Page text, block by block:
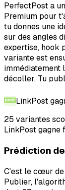
PerfectPost a
Premium pour
tu donnes une
sur des angles
expertise, hook
variante est
immédiatement
décoller. Tu
LinkPost
25 variantes
LinkPost gagne
Prédiction
C'est le cœur de
Publier,